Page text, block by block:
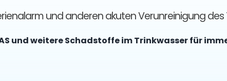
und anderen akuten Verunreinigung des
und weitere Schadstoffe im Trinkwasser für